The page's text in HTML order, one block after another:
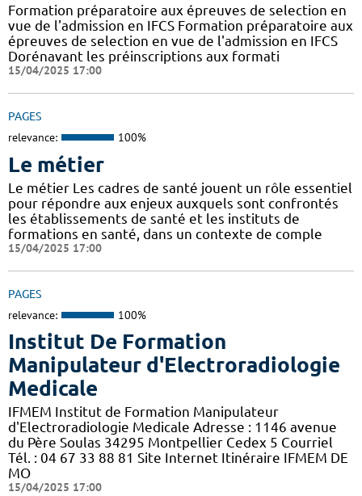
Formation préparatoire aux épreuves de selection en
vue de l'admission en IFCS Formation préparatoire aux
épreuves de selection en vue de l'admission en IFCS
Dorénavant les préinscriptions aux formati
15/04/2025 17:00
PAGES
relevance: 100%
Le métier
Le métier Les cadres de santé jouent un rôle essentiel
pour répondre aux enjeux auxquels sont confrontés
les établissements de santé et les instituts de
formations en santé, dans un contexte de comple
15/04/2025 17:00
PAGES
relevance: 100%
Institut De Formation
Manipulateur d'Electroradiologie
Medicale
IFMEM Institut de Formation Manipulateur
d'Electroradiologie Medicale Adresse : 1146 avenue
du Père Soulas 34295 Montpellier Cedex 5 Courriel
Tél. : 04 67 33 88 81 Site Internet Itinéraire IFMEM DE
MO
15/04/2025 17:00